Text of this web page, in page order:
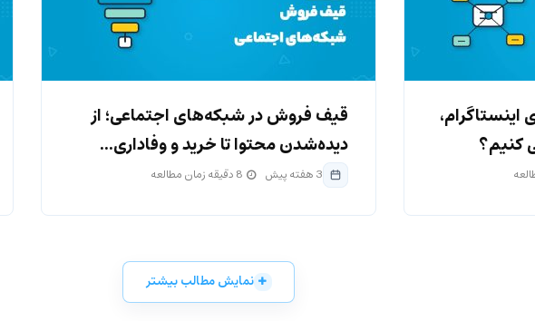
اینستاگرام،
کنیم؟
قیف فروش در شبکه‌های اجتماعی؛ از
دیده‌شدن محتوا تا خرید و وفاداری...
3 هفته پیش 8 دقیقه زمان مطالعه
نمایش مطالب بیشتر